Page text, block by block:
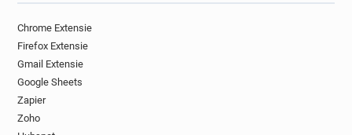
Chrome Extensie
Firefox Extensie
Gmail Extensie
Google Sheets
Zapier
Zoho